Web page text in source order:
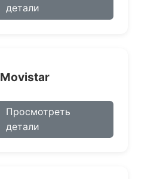
детали
Movistar
Просмотреть
детали